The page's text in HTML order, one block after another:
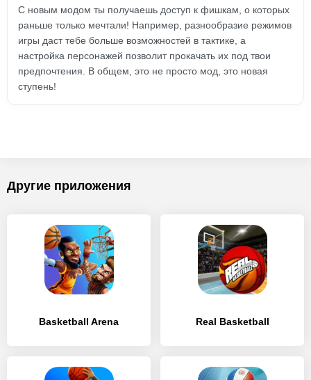
С новым модом ты получаешь доступ к фишкам, о которых
раньше только мечтали! Например, разнообразие режимов
игры даст тебе больше возможностей в тактике, а
настройка персонажей позволит прокачать их под твои
предпочтения. В общем, это не просто мод, это новая
ступень!
Другие приложения
Basketball Arena Real Basketball